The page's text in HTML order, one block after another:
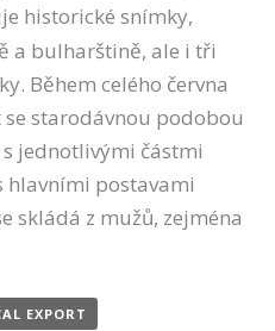
historické snímky,
a bulharštině, ale i tři
Během celého června
starodávnou podobou
jednotlivými částmi
hlavními postavami
skládá z mužů, zejména
EXPORT